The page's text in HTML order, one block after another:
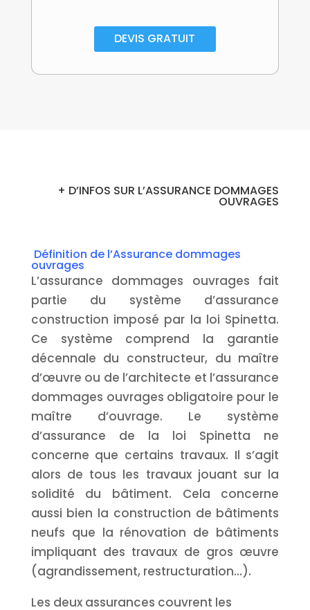
DEVIS GRATUIT
+ D’INFOS SUR L’ASSURANCE DOMMAGES
OUVRAGES
Définition de l’Assurance dommages
ouvrages
L’assurance dommages ouvrages fait
partie du système d’assurance
construction imposé par la loi Spinetta.
Ce système comprend la garantie
décennale du constructeur, du maître
d’œuvre ou de l’architecte et l’assurance
dommages ouvrages obligatoire pour le
maître d’ouvrage. Le système
d’assurance de la loi Spinetta ne
concerne que certains travaux. Il s’agit
alors de tous les travaux jouant sur la
solidité du bâtiment. Cela concerne
aussi bien la construction de bâtiments
neufs que la rénovation de bâtiments
impliquant des travaux de gros œuvre
(agrandissement, restructuration…).
Les deux assurances couvrent les